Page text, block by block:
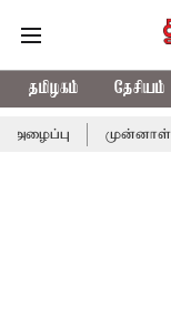
தமிழகம் தேசியம்
முன்னாள் அமைச்சர்